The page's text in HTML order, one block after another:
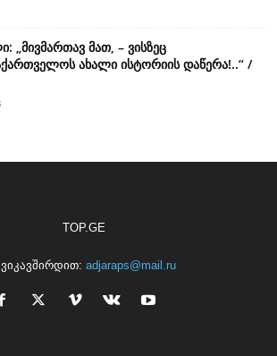
„მივმართავ მათ, – ვისზეც
ახალი ისტორიის დაწერა!..“ /
adjaraps@mail.ru